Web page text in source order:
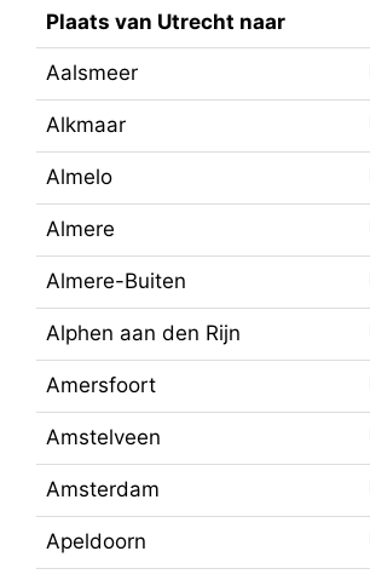
Plaats van Utrecht naar
Aalsmeer
Alkmaar
Almelo
Almere
Almere-Buiten
Alphen aan den Rijn
Amersfoort
Amstelveen
Amsterdam
Apeldoorn